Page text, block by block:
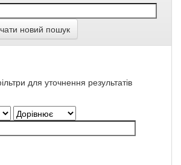
новий пошук
для уточнення результатів